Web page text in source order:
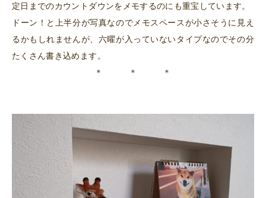
定日までのカウントダウンをメモするのにも重宝しています。
ドーン！と上半分が写真なのでメモスペースが小さそうに見え
るかもしれませんが、六曜が入っていないタイプなのでその分
たくさん書き込めます。
＊ ＊ ＊